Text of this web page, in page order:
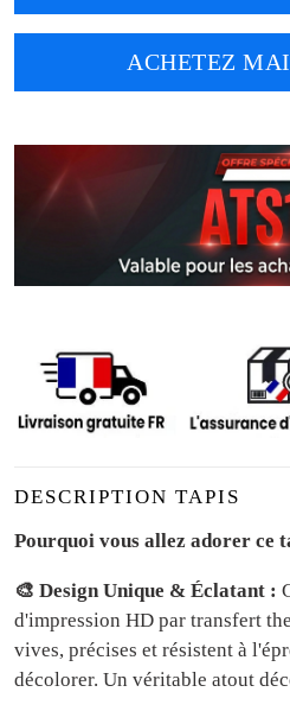
ACHETEZ
DESCRIPTION TAPIS
Pourquoi vous allez adorer ce
🎨 Design Unique & Éclatant :
d'impression HD par transfert
vives, précises et résistent à
décolorer. Un véritable atout